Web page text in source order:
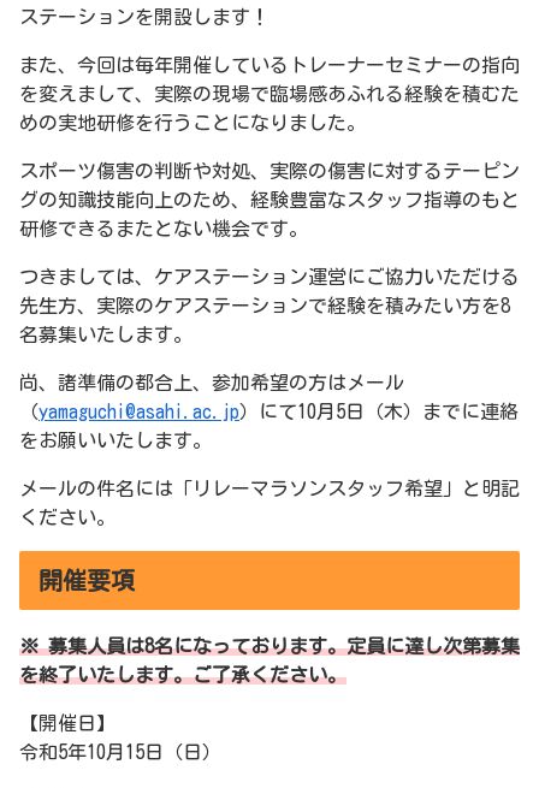
ステーションを開設します！
また、今回は毎年開催しているトレーナーセミナーの指向
を変えまして、実際の現場で臨場感あふれる経験を積むた
めの実地研修を行うことになりました。
スポーツ傷害の判断や対処、実際の傷害に対するテーピン
グの知識技能向上のため、経験豊富なスタッフ指導のもと
研修できるまたとない機会です。
つきましては、ケアステーション運営にご協力いただける
先生方、実際のケアステーションで経験を積みたい方を8
名募集いたします。
尚、諸準備の都合上、参加希望の方はメール
（yamaguchi@asahi.ac.jp）にて10月5日（木）までに連絡
をお願いいたします。
メールの件名には「リレーマラソンスタッフ希望」と明記
ください。
開催要項
※ 募集人員は8名になっております。定員に達し次第募集
を終了いたします。ご了承ください。
【開催日】
令和5年10月15日（日）